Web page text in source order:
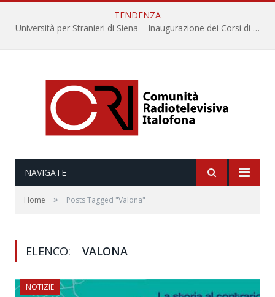
TENDENZA
Università per Stranieri di Siena – Inaugurazione dei Corsi di Lingua e Cultura Italiana, 109a annata
NAVIGATE
Home » Posts Tagged "Valona"
ELENCO: VALONA
NOTIZIE